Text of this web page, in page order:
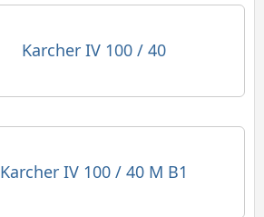
Karcher IV 100 / 40
Karcher IV 100 / 40 M B1